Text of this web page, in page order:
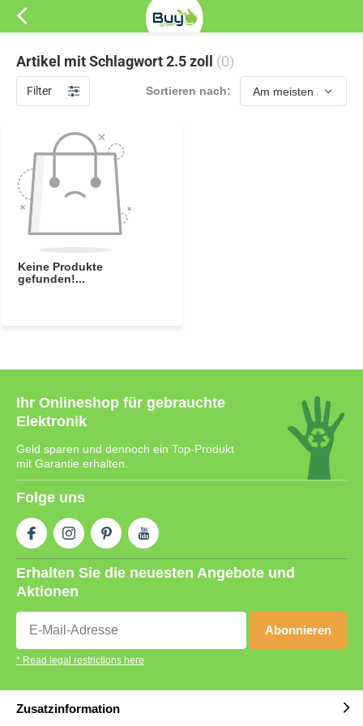
Artikel mit Schlagwort 2.5 zoll (0)
Filter Sortieren nach:
Keine Produkte
gefunden!...
Ihr Onlineshop für gebrauchte
Elektronik
Geld sparen und dennoch ein Top-Produkt
mit Garantie erhalten.
Folge uns
Erhalten Sie die neuesten Angebote und
Aktionen
Abonnieren
* Read legal restrictions here
Zusatzinformation